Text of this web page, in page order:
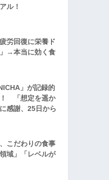
ル！
労回復に栄養ド
→本当に効く食
」が記録的
！ 「想定を遥か
感謝、25日から
こだわりの食事
域」「レベルが